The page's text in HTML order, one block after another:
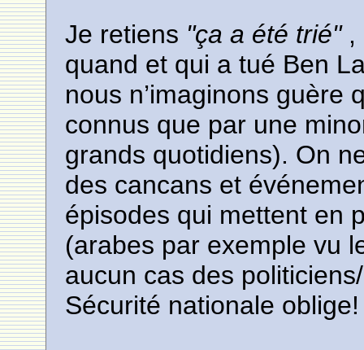
Je retiens "ça a été trié" ,
quand et qui a tué Ben
nous n’imaginons guère
connus que par une
grands quotidiens). On
des cancans et
épisodes qui mettent en
(arabes par exemple vu
aucun cas des
Sécurité nationale oblige!